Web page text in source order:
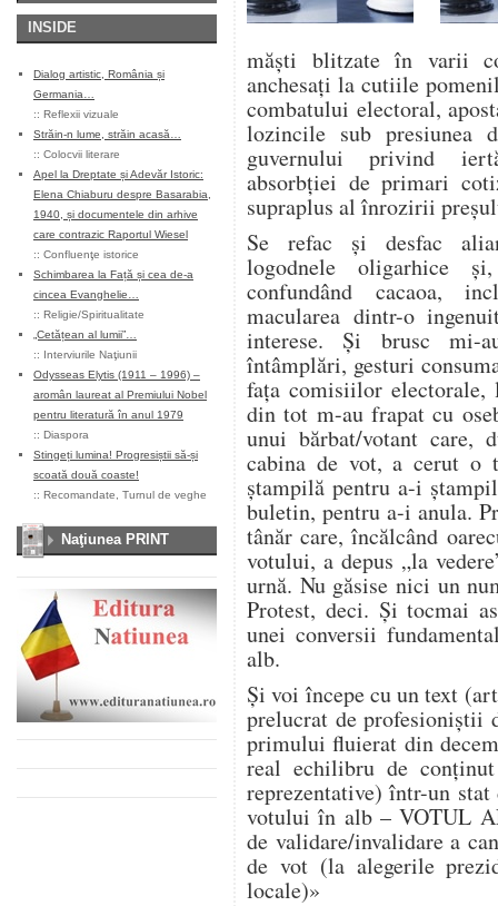
INSIDE
Dialog artistic, România și
Germania…
:: Reflexii vizuale
Străin-n lume, străin acasă…
:: Colocvii literare
Apel la Dreptate și Adevăr Istoric:
Elena Chiaburu despre Basarabia,
1940, și documentele din arhive
care contrazic Raportul Wiesel
:: Confluenţe istorice
Schimbarea la Față și cea de-a
cincea Evanghelie…
:: Religie/Spiritualitate
„Cetățean al lumii”…
:: Interviurile Naţiunii
Odysseas Elytis (1911 – 1996) –
aromân laureat al Premiului Nobel
pentru literatură în anul 1979
:: Diaspora
Stingeți lumina! Progresiștii să-și
scoată două coaste!
:: Recomandate Turnul de veghe
Naţiunea PRINT
măşti blitzate în varii
anchesaţi la cutiile
combatului electoral,
lozincile sub presiunea
guvernului privind
absorbţiei de primari
supraplus al înrozirii
Se refac şi desfac
logodnele oligarhice
confundând cacaoa,
macularea dintr-o
interese. Şi brusc mi-
întâmplări, gesturi
faţa comisiilor
din tot m-au frapat cu
unui bărbat/votant care,
cabina de vot, a cerut o
ştampilă pentru a-i
buletin, pentru a-i anula.
tânăr care, încălcând
votului, a depus „la
urnă. Nu găsise nici un
Protest, deci. Şi tocmai
unei conversii
alb.
Şi voi începe cu un text
prelucrat de profesioniştii
primului fluierat din
real echilibru de
reprezentative) într-un stat
votului în alb – VOTUL
de validare/invalidare a
de vot (la alegerile
locale)»